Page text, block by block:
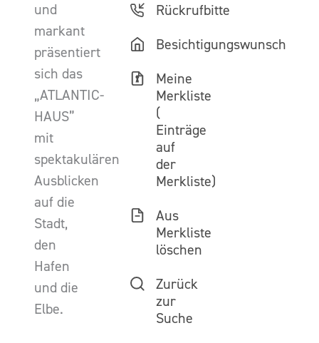
und
markant
präsentiert
sich das
„ATLANTIC-
HAUS”
mit
spektakulären
Ausblicken
auf die
Stadt,
den
Hafen
und die
Elbe.
Rückrufbitte
Besichtigungswunsch
Meine
Merkliste
(
Einträge
auf
der
Merkliste)
Aus
Merkliste
löschen
Zurück
zur
Suche